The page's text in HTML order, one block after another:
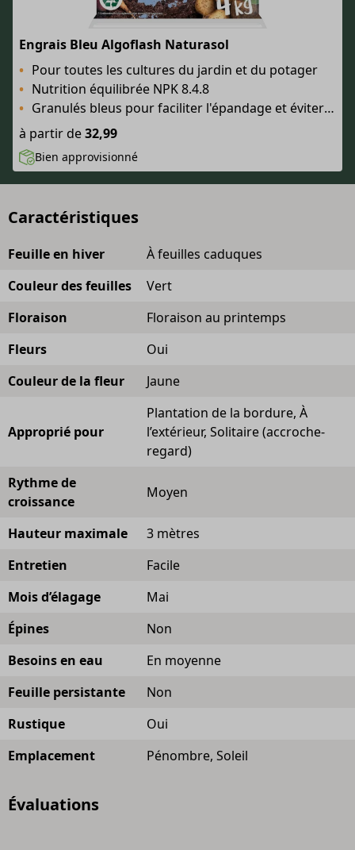
Engrais Bleu Algoflash Naturasol
Pour toutes les cultures du jardin et du potager
Nutrition équilibrée NPK 8.4.8
Granulés bleus pour faciliter l'épandage et éviter le surdosage
à partir de32,99
Bien approvisionné
Caractéristiques
Feuille en hiver
À feuilles caduques
Couleur des feuilles
Vert
Floraison
Floraison au printemps
Fleurs
Oui
Couleur de la fleur
Jaune
Approprié pour
Plantation de la bordure, À
l’extérieur, Solitaire (accroche-
regard)
Rythme de
croissance
Moyen
Hauteur maximale
3 mètres
Entretien
Facile
Mois d’élagage
Mai
Épines
Non
Besoins en eau
En moyenne
Feuille persistante
Non
Rustique
Oui
Emplacement
Pénombre, Soleil
Évaluations